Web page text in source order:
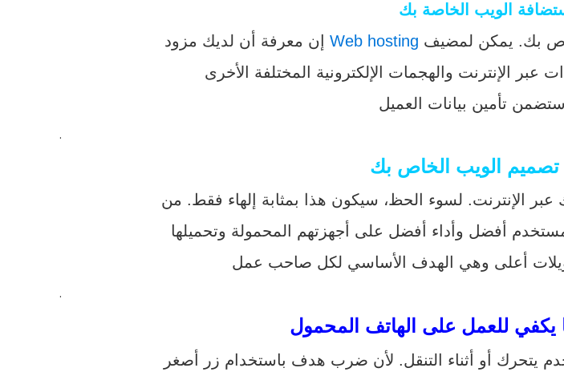
الويب الخاصة بك
إن معرفة أن لديك مزودWeb hosting بك. يمكن لمضيف
.
الويب الخاص بك
الإنترنت. لسوء الحظ، سيكون هذا بمثابة إلهاء فقط. من
مستخدم أفضل وأداء أفضل على أجهزتهم المحمولة وتحميلها
.
يكفي للعمل على الهاتف المحمول
يتحرك أو أثناء التنقل. لأن ضرب هدف باستخدام زر أصغر